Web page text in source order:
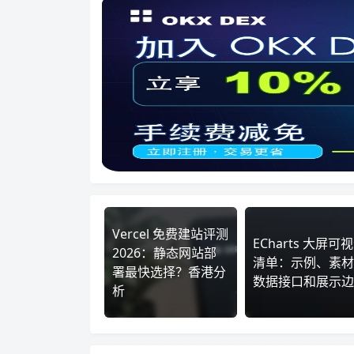
Vercel 免费建站评测
2026：静态网站部
署最快选择？香港分
析
ECharts 大屏可
清单：示例、素
数据接口和展示